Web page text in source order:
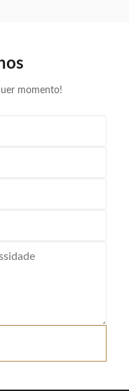
ultrasonic
momento!